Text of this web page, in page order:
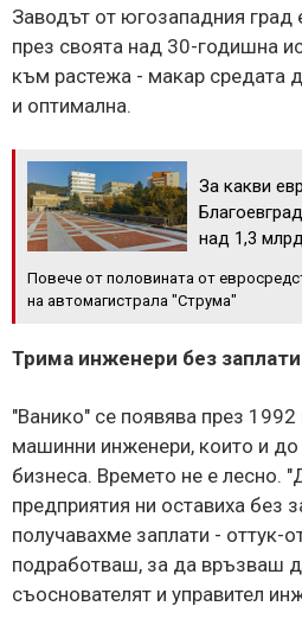
Заводът от югозападния град
през своята над 30-годишна
към растежа - макар средата
и оптимална.
За какви
над 1,3
Повече от половината от
на автомагистрала "Струма"
Трима инженери без заплати
"Ванико" се появява през
машинни инженери, които и
бизнеса. Времето не е лесно.
предприятия ни оставиха без
получавахме заплати - оттук-
подработваш, за да връзваш
съоснователят и управител